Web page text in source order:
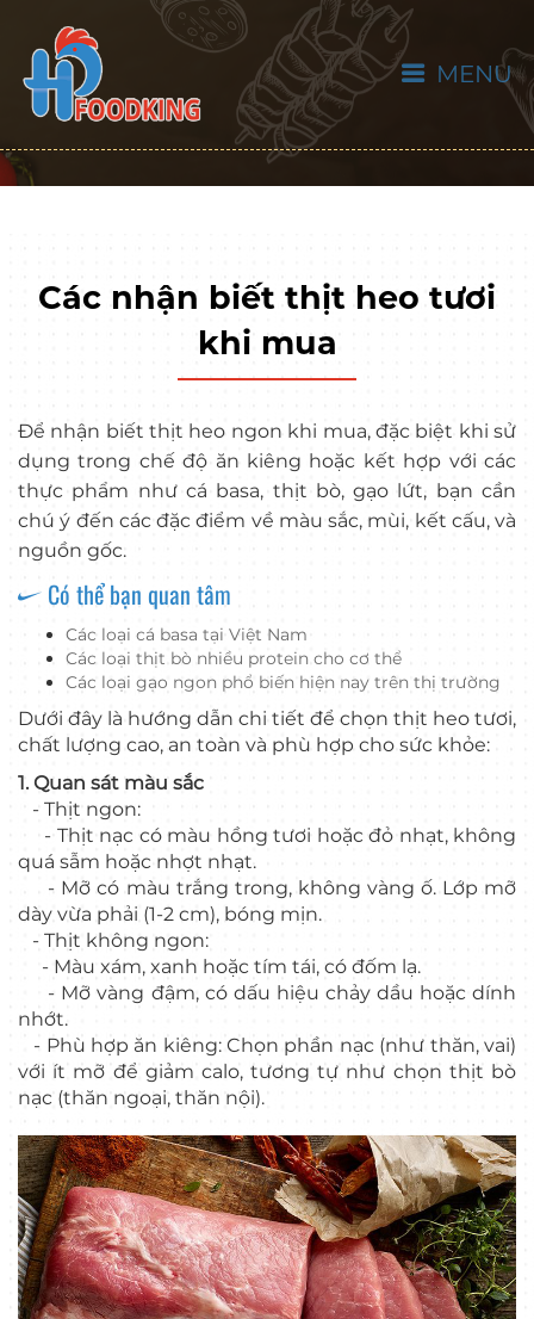
Các nhận biết thịt heo tươi
khi mua
Để nhận biết thịt heo ngon khi mua, đặc biệt khi sử
dụng trong chế độ ăn kiêng hoặc kết hợp với các
thực phẩm như cá basa, thịt bò, gạo lứt, bạn cần
chú ý đến các đặc điểm về màu sắc, mùi, kết cấu, và
nguồn gốc.
Có thể bạn quan tâm
Các loại cá basa tại Việt Nam
Các loại thịt bò nhiều protein cho cơ thể
Các loại gạo ngon phổ biến hiện nay trên thị trường
Dưới đây là hướng dẫn chi tiết để chọn thịt heo tươi,
chất lượng cao, an toàn và phù hợp cho sức khỏe:
1. Quan sát màu sắc
- Thịt ngon:
- Thịt nạc có màu hồng tươi hoặc đỏ nhạt, không
quá sẫm hoặc nhợt nhạt.
- Mỡ có màu trắng trong, không vàng ố. Lớp mỡ
dày vừa phải (1-2 cm), bóng mịn.
- Thịt không ngon:
- Màu xám, xanh hoặc tím tái, có đốm lạ.
- Mỡ vàng đậm, có dấu hiệu chảy dầu hoặc dính
nhớt.
- Phù hợp ăn kiêng: Chọn phần nạc (như thăn, vai)
với ít mỡ để giảm calo, tương tự như chọn thịt bò
nạc (thăn ngoại, thăn nội).
MENU